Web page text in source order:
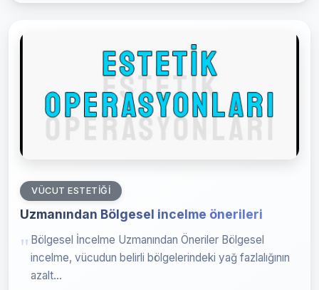
VÜCUT ESTETIĞI
Uzmanından Bölgesel incelme önerileri
Bölgesel İncelme Uzmanından Öneriler Bölgesel
incelme, vücudun belirli bölgelerindeki yağ fazlalığının
azalt...